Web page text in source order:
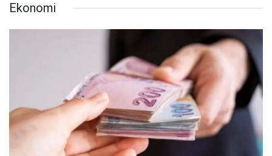
Ekonomi